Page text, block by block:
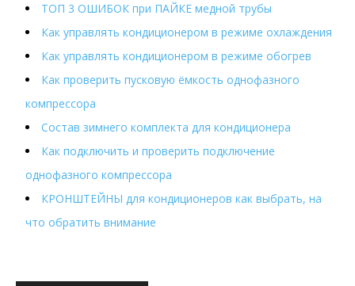
ТОП 3 ОШИБОК при ПАЙКЕ медной трубы
Как управлять кондиционером в режиме охлаждения
Как управлять кондиционером в режиме обогрев
Как проверить пусковую ёмкость однофазного
компрессора
Состав зимнего комплекта для кондиционера
Как подключить и проверить подключение
однофазного компрессора
КРОНШТЕЙНЫ для кондиционеров как выбрать, на
что обратить внимание